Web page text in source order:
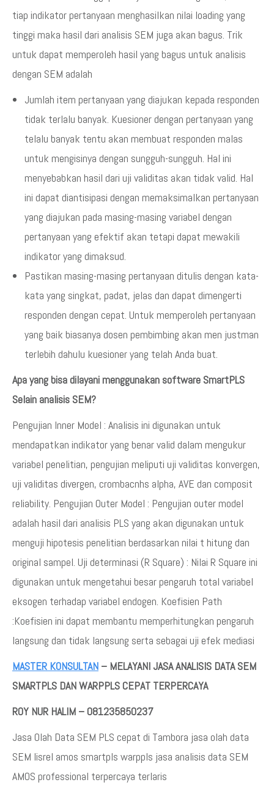
tiap indikator pertanyaan menghasilkan nilai loading yang
tinggi maka hasil dari analisis SEM juga akan bagus. Trik
untuk dapat memperoleh hasil yang bagus untuk analisis
dengan SEM adalah
Jumlah item pertanyaan yang diajukan kepada responden
tidak terlalu banyak. Kuesioner dengan pertanyaan yang
telalu banyak tentu akan membuat responden malas
untuk mengisinya dengan sungguh-sungguh. Hal ini
menyebabkan hasil dari uji validitas akan tidak valid. Hal
ini dapat diantisipasi dengan memaksimalkan pertanyaan
yang diajukan pada masing-masing variabel dengan
pertanyaan yang efektif akan tetapi dapat mewakili
indikator yang dimaksud.
Pastikan masing-masing pertanyaan ditulis dengan kata-
kata yang singkat, padat, jelas dan dapat dimengerti
responden dengan cepat. Untuk memperoleh pertanyaan
yang baik biasanya dosen pembimbing akan men justman
terlebih dahulu kuesioner yang telah Anda buat.
Apa yang bisa dilayani menggunakan software SmartPLS
Selain analisis SEM?
Pengujian Inner Model : Analisis ini digunakan untuk
mendapatkan indikator yang benar valid dalam mengukur
variabel penelitian, pengujian meliputi uji validitas konvergen,
uji validitas divergen, crombacnhs alpha, AVE dan composit
reliability. Pengujian Outer Model : Pengujian outer model
adalah hasil dari analisis PLS yang akan digunakan untuk
menguji hipotesis penelitian berdasarkan nilai t hitung dan
original sampel. Uji determinasi (R Square) : Nilai R Square ini
digunakan untuk mengetahui besar pengaruh total variabel
eksogen terhadap variabel endogen. Koefisien Path
:Koefisien ini dapat membantu memperhitungkan pengaruh
langsung dan tidak langsung serta sebagai uji efek mediasi
MASTER KONSULTAN – MELAYANI JASA ANALISIS DATA SEM
SMARTPLS DAN WARPPLS CEPAT TERPERCAYA
ROY NUR HALIM – 081235850237
Jasa Olah Data SEM PLS cepat di Tambora jasa olah data
SEM lisrel amos smartpls warppls jasa analisis data SEM
AMOS professional terpercaya terlaris